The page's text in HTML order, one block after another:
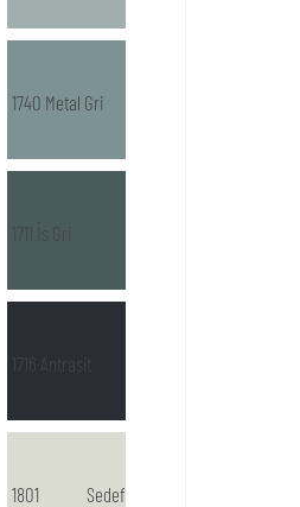
1740 Metal Gri
1716 Antrasit
1801 Sedef